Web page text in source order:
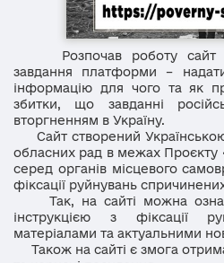
Розпочав роботу сайт
завдання платформи –
інформацію для чого та як
збитки, що завданні
вторгненням в Україну.
Сайт створений Українською
обласних рад в межах Проєкту
серед органів місцевого
фіксації руйнувань
Так, на сайті можна
інструкцією з фіксації
матеріалами та актуальними
Також на сайті є змога